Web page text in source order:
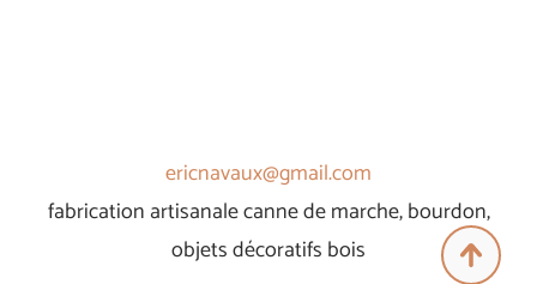
ericnavaux@gmail.com
fabrication artisanale canne de marche, bourdon,
objets décoratifs bois